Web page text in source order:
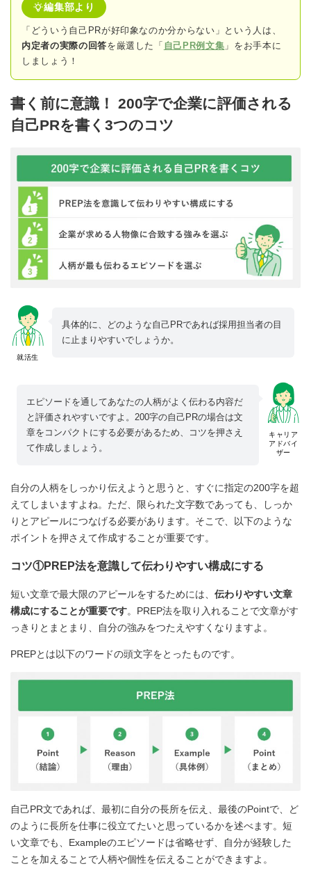
編集部より
「どういう自己PRが好印象なのか分からない」という人は、
内定者の実際の回答を厳選した「 自己PR例文集 」をお手本に
しましょう！
書く前に意識！ 200字で企業に評価される
自己PRを書く3つのコツ
就活生
具体的に、どのような自己PRであれば採用担当者の目
に止まりやすいでしょうか。
キャリア
アドバイ
ザー
エピソードを通してあなたの人柄がよく伝わる内容だ
と評価されやすいですよ。200字の自己PRの場合は文
章をコンパクトにする必要があるため、コツを押さえ
て作成しましょう。
自分の人柄をしっかり伝えようと思うと、すぐに指定の200字を超
えてしまいますよね。ただ、限られた文字数であっても、しっか
りとアピールにつなげる必要があります。そこで、以下のような
ポイントを押さえて作成することが重要です。
コツ①PREP法を意識して伝わりやすい構成にする
短い文章で最大限のアピールをするためには、 伝わりやすい文章
構成にすることが重要です。PREP法を取り入れることで文章がす
っきりとまとまり、自分の強みをつたえやすくなりますよ。
PREPとは以下のワードの頭文字をとったものです。
自己PR文であれば、最初に自分の長所を伝え、最後のPointで、ど
のように長所を仕事に役立てたいと思っているかを述べます。短
い文章でも、Exampleのエピソードは省略せず、自分が経験した
ことを加えることで人柄や個性を伝えることができますよ。